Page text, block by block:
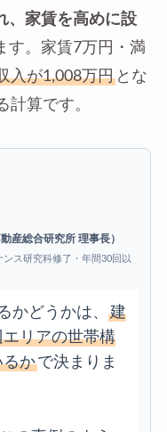
、家賃を高めに設
す。家賃7万円・満
入が1,008万円とな
算です。
産総合研究所 理事長）
ス研究科修了・年間30回以
かどうかは、
建
リアの世帯構
るかで決まりま